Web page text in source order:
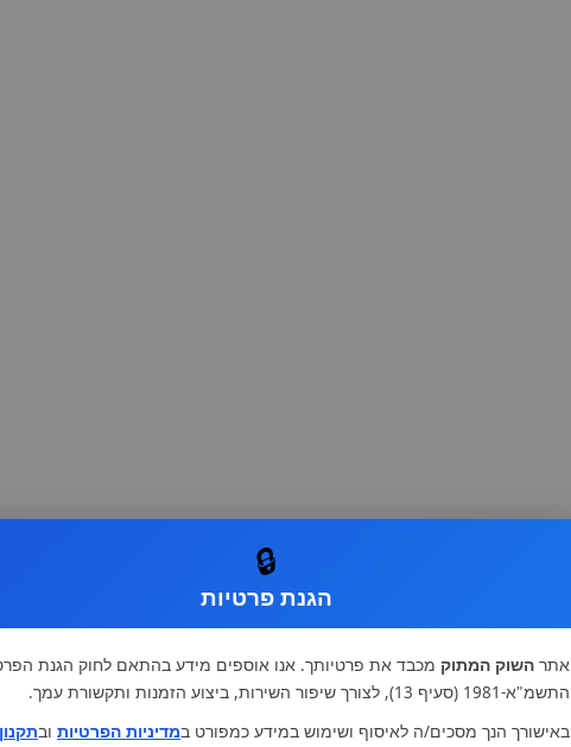
🔒
הגנת פרטיות
אתר השוק המתוק מכבד את פרטיותך. אנו אוספים מידע בהתאם לחוק הגנת
התשמ"א-1981 (סעיף 13), לצורך שיפור השירות, ביצוע הזמנות ותקשורת עמך.
באישורך הנך מסכים/ה לאיסוף ושימוש במידע כמפורט במדיניות הפרטיות ובתקנון